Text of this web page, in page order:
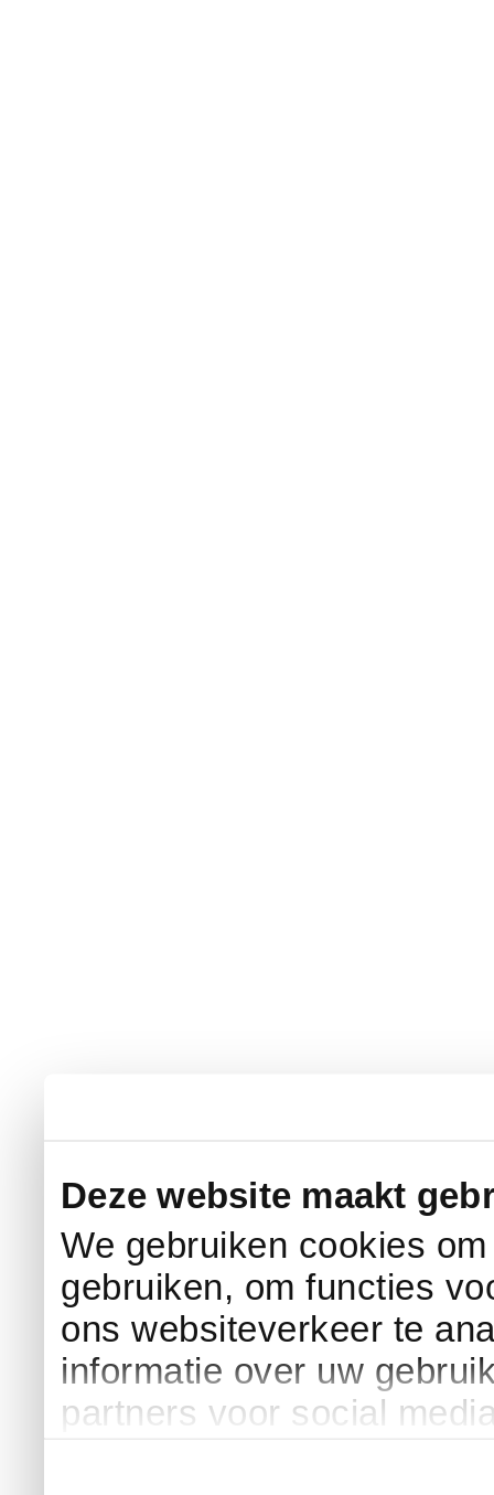
Deze website maakt
We gebruiken cookies
gebruiken, om functies
ons websiteverkeer te
informatie over uw
partners voor social